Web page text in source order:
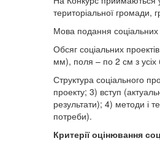
територіальної громади,
Мова подання соціальних
Обсяг соціальних
мм), поля – по 2 см з усіх
Структура соціального
проекту; 3) вступ
результати); 4) методи і
потреби).
Критерії оцінювання